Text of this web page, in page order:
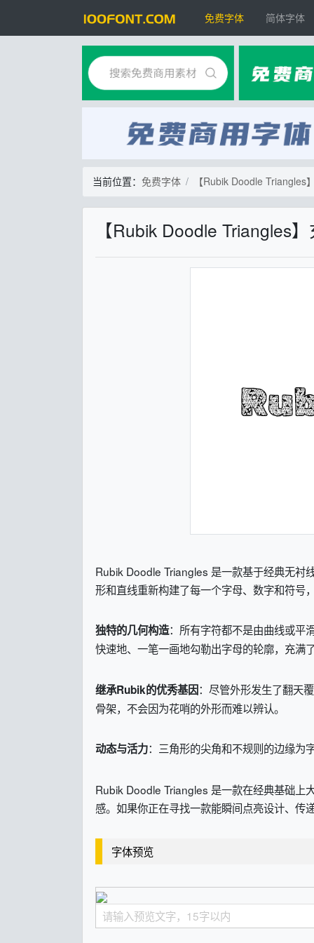
免费字体 简体字体
当前位置： 免费字体
【Rubik Doodle Triangles
Rubik Doodle Triangles 是一款基于经典无衬
形和直线重新构建了每一个字母、数字和符号
独特的几何构造：所有字符都不是由曲线或平
快速地、一笔一画地勾勒出字母的轮廓，充满
继承Rubik的优秀基因：尽管外形发生了翻天
骨架，不会因为花哨的外形而难以辨认。
动态与活力：三角形的尖角和不规则的边缘为
Rubik Doodle Triangles 是一款在经典基础上
感。如果你正在寻找一款能瞬间点亮设计、传
字体预览